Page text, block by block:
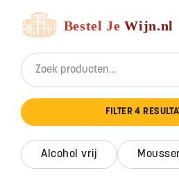
Search for:
FILTER 4
alcohol vrij